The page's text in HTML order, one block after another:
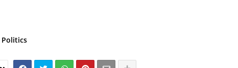
Politics